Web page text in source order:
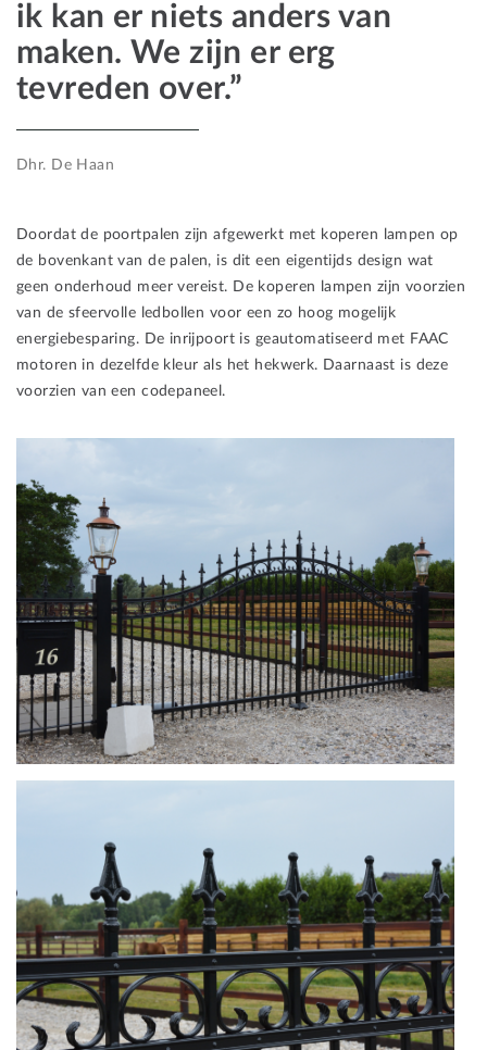
ik kan er niets anders van
maken. We zijn er erg
tevreden over.”
Dhr. De Haan
Doordat de poortpalen zijn afgewerkt met koperen lampen op
de bovenkant van de palen, is dit een eigentijds design wat
geen onderhoud meer vereist. De koperen lampen zijn voorzien
van de sfeervolle ledbollen voor een zo hoog mogelijk
energiebesparing. De inrijpoort is geautomatiseerd met FAAC
motoren in dezelfde kleur als het hekwerk. Daarnaast is deze
voorzien van een codepaneel.